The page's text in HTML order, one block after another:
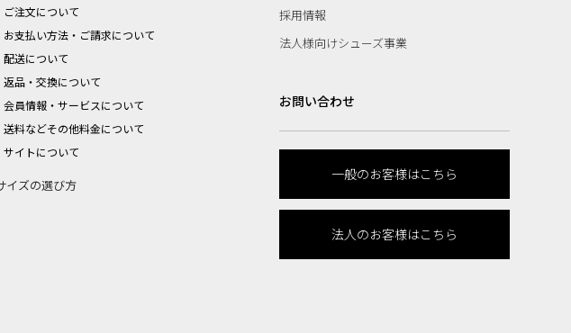
ご注文について
お支払い方法・ご請求について
配送について
返品・交換について
会員情報・サービスについて
送料などその他料金について
サイトについて
イズの選び方
採用情報
法人様向けシューズ事業
お問い合わせ
一般のお客様はこちら
法人のお客様はこちら